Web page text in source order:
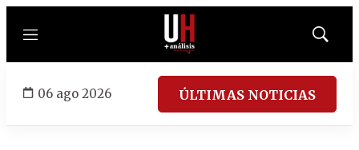
Menú
Mostrar
06 ago 2026 ÚLTIMAS NOTICIAS